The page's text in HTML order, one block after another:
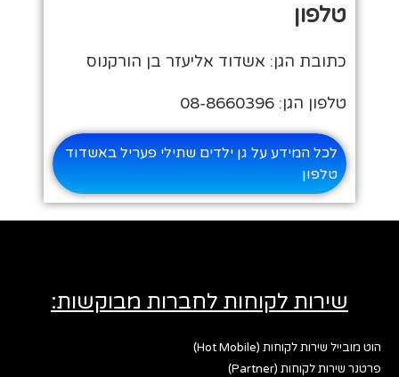
טלפון
כתובת הגן: אשדוד אליעזר בן הורקנוס
טלפון הגן: 08-8660396
לכל המידע על גן ילדים שתילי פעריל באשדוד
טלפון
שירות לקוחות לחברות מבוקשות:
הוט מובייל שירות לקוחות (Hot Mobile)
פרטנר שירות לקוחות (Partner)